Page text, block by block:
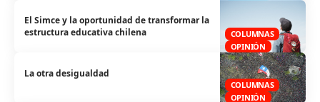
COLUMNAS
OPINIÓN
El Simce y la oportunidad de transformar la
estructura educativa chilena
COLUMNAS
OPINIÓN
La otra desigualdad